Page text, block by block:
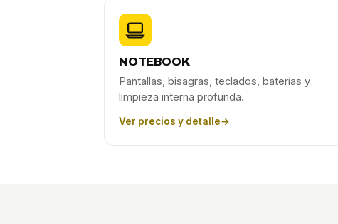
NOTEBOOK
Pantallas, bisagras, teclados, baterías y
limpieza interna profunda.
Ver precios y detalle→